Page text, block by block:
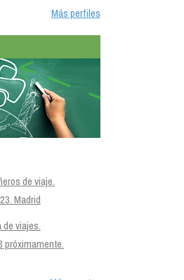
Más perfiles
de viaje.
Madrid
viajes.
próximamente.